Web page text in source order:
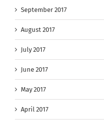
September 2017
August 2017
July 2017
June 2017
May 2017
April 2017